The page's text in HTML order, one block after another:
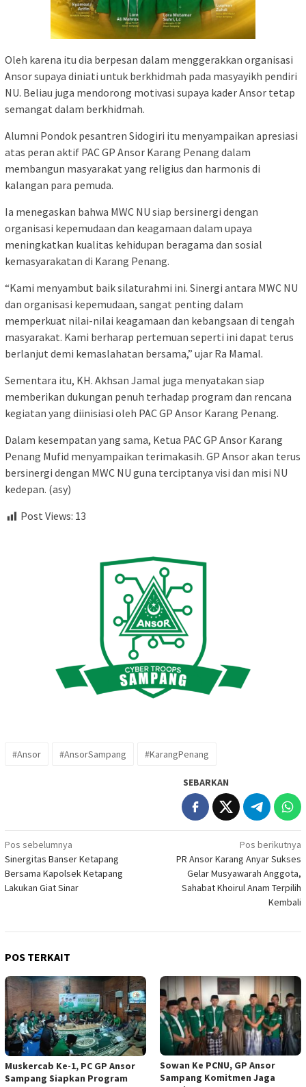
Oleh karena itu dia berpesan dalam menggerakkan organisasi
Ansor supaya diniati untuk berkhidmah pada masyayikh pendiri
NU. Beliau juga mendorong motivasi supaya kader Ansor tetap
semangat dalam berkhidmah.
Alumni Pondok pesantren Sidogiri itu menyampaikan apresiasi
atas peran aktif PAC GP Ansor Karang Penang dalam
membangun masyarakat yang religius dan harmonis di
kalangan para pemuda.
Ia menegaskan bahwa MWC NU siap bersinergi dengan
organisasi kepemudaan dan keagamaan dalam upaya
meningkatkan kualitas kehidupan beragama dan sosial
kemasyarakatan di Karang Penang.
“Kami menyambut baik silaturahmi ini. Sinergi antara MWC NU
dan organisasi kepemudaan, sangat penting dalam
memperkuat nilai-nilai keagamaan dan kebangsaan di tengah
masyarakat. Kami berharap pertemuan seperti ini dapat terus
berlanjut demi kemaslahatan bersama,” ujar Ra Mamal.
Sementara itu, KH. Akhsan Jamal juga menyatakan siap
memberikan dukungan penuh terhadap program dan rencana
kegiatan yang diinisiasi oleh PAC GP Ansor Karang Penang.
Dalam kesempatan yang sama, Ketua PAC GP Ansor Karang
Penang Mufid menyampaikan terimakasih. GP Ansor akan terus
bersinergi dengan MWC NU guna terciptanya visi dan misi NU
kedepan. (asy)
Post Views: 13
#Ansor #AnsorSampang #KarangPenang
SEBARKAN
Navigasi
pos
Pos sebelumnya
Sinergitas Banser Ketapang
Bersama Kapolsek Ketapang
Lakukan Giat Sinar
Pos berikutnya
PR Ansor Karang Anyar Sukses
Gelar Musyawarah Anggota,
Sahabat Khoirul Anam Terpilih
Kembali
POS TERKAIT
Muskercab Ke-1, PC GP Ansor
Sampang Siapkan Program
Sowan Ke PCNU, GP Ansor
Sampang Komitmen Jaga